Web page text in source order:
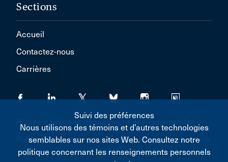
Sections
Accueil
Contactez-nous
Carrières
Règles d'usage et dégagement de responsabilité
Politique concernant les renseignements personnels
Suivi des préférences
Nous utilisons des témoins et d’autres technologies
semblables sur nos sites Web. Consultez notre
politique concernant les renseignements personnels